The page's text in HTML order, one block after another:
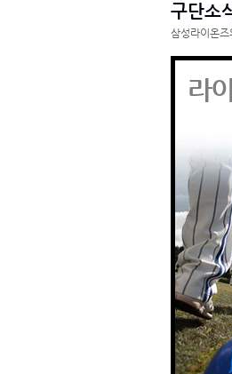
구단소
삼성라이온
라